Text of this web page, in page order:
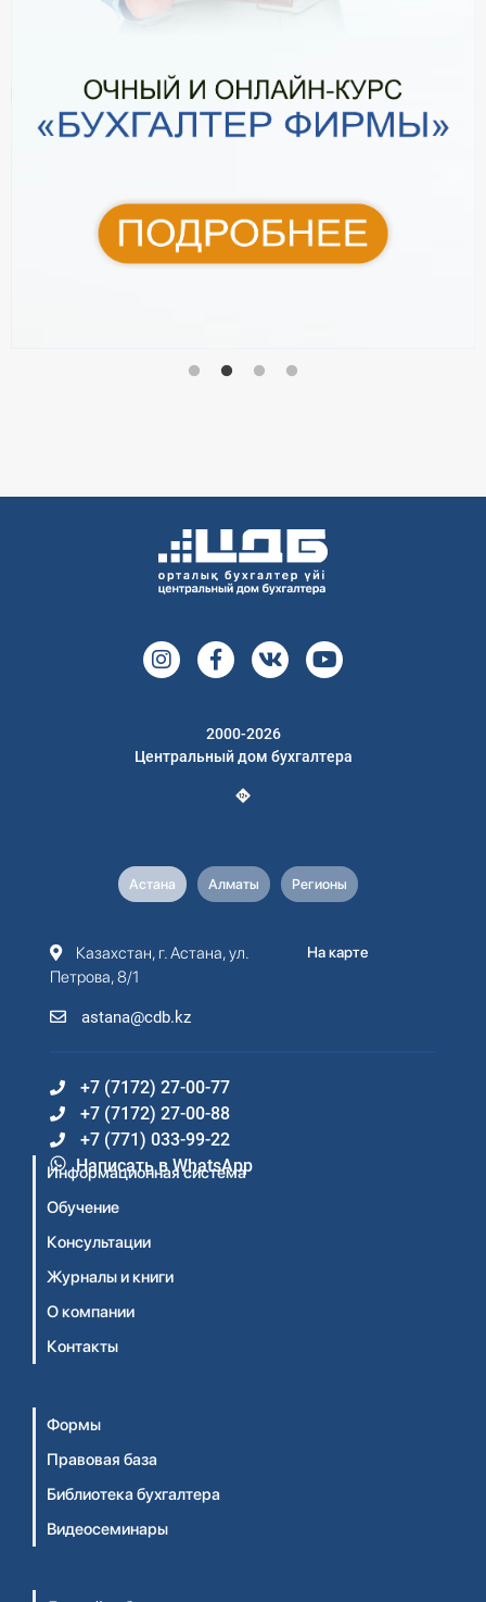
2000-2026
Центральный дом бухгалтера
Астана Алматы Регионы
Казахстан, г. Астана, ул.
Петрова, 8/1
astana@cdb.kz
На карте
+7 (7172) 27-00-77
+7 (7172) 27-00-88
+7 (771) 033-99-22
Написать в WhatsApp
Информационная система
Обучение
Консультации
Журналы и книги
О компании
Контакты
Формы
Правовая база
Библиотека бухгалтера
Видеосеминары